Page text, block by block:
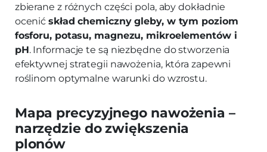
zbierane z różnych części pola, aby dokładnie
ocenićskład chemiczny gleby, w tym poziom
fosforu, potasu, magnezu, mikroelementów i
pH. Informacje te są niezbędne do stworzenia
efektywnej strategii nawożenia, która zapewni
roślinom optymalne warunki do wzrostu.
Mapa precyzyjnego nawożenia –
narzędzie do zwiększenia
plonów